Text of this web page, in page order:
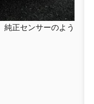
純正センサーのよう